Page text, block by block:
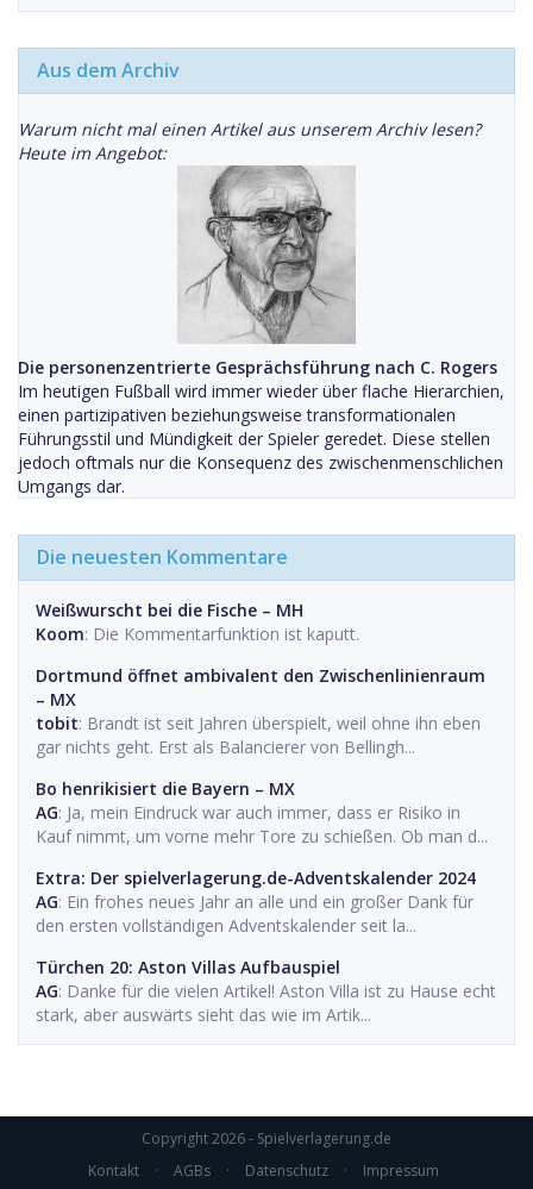
Aus dem Archiv
Warum nicht mal einen Artikel aus unserem Archiv lesen?
Heute im Angebot:
Die personenzentrierte Gesprächsführung nach C. Rogers
Im heutigen Fußball wird immer wieder über flache Hierarchien,
einen partizipativen beziehungsweise transformationalen
Führungsstil und Mündigkeit der Spieler geredet. Diese stellen
jedoch oftmals nur die Konsequenz des zwischenmenschlichen
Umgangs dar.
Die neuesten Kommentare
Weißwurscht bei die Fische – MH
Koom: Die Kommentarfunktion ist kaputt.
Dortmund öffnet ambivalent den Zwischenlinienraum
– MX
tobit: Brandt ist seit Jahren überspielt, weil ohne ihn eben
gar nichts geht. Erst als Balancierer von Bellingh...
Bo henrikisiert die Bayern – MX
AG: Ja, mein Eindruck war auch immer, dass er Risiko in
Kauf nimmt, um vorne mehr Tore zu schießen. Ob man d...
Extra: Der spielverlagerung.de-Adventskalender 2024
AG: Ein frohes neues Jahr an alle und ein großer Dank für
den ersten vollständigen Adventskalender seit la...
Türchen 20: Aston Villas Aufbauspiel
AG: Danke für die vielen Artikel! Aston Villa ist zu Hause echt
stark, aber auswärts sieht das wie im Artik...
Copyright 2026 - Spielverlagerung.de
Kontakt
· AGBs · Datenschutz · Impressum